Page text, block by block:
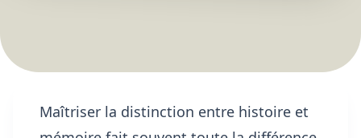
Maîtriser la distinction entre histoire et